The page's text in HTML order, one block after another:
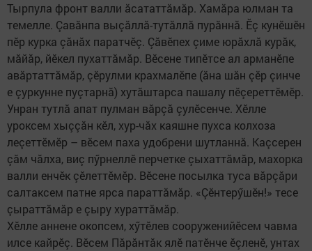
Тырпула фронт валли ăсататтăмăр. Хамăра юлман та
темелле. Çавăнпа выçăллă-тутăллă пурăннă. Ӗç кунӗшӗн
пӗр курка çăнăх паратчӗç. Çăвӗпех çиме юрăхлă курăк,
мăйăр, йӗкел пухаттăмăр. Вӗсене типӗтсе ал арманӗпе
авăртаттăмăр, çӗрулми крахмалӗпе (ăна шăн çӗр çинче
е çуркунне пуçтарнă) хутăштарса пашалу пӗçереттӗмӗр.
Унран тутлă апат пулман вăрçă çулӗсенче. Хӗлле
уроксем хыççăн кӗл, хур-чăх каяшне пухса колхоза
леçеттӗмӗр – вӗсем паха удобрени шутланнă. Каçсерен
çăм чăлха, виç пӳрнеллӗ перчетке çыхаттăмăр, махорка
валли енчӗк çӗлеттӗмӗр. Вӗсене посылка туса вăрçăри
салтаксем патне ярса параттăмăр. «Çӗнтерӳшӗн!» тесе
çыраттăмăр е çыру хураттăмăр.
Хӗлле аннене окопсем, хӳтӗлев сооруженийӗсем чавма
илсе кайрӗç. Вӗсем Пăрăнтăк ялӗ патӗнче ӗçленӗ, унтах